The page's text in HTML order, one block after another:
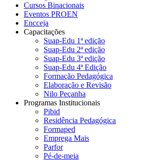
Cursos Binacionais
Eventos PROEN
Encceja
Capacitações
Suap-Edu 1ª edição
Suap-Edu 2ª edição
Suap-Edu 3ª edição
Suap-Edu 4ª Edição
Formação Pedagógica
Elaboração e Revisão
Nilo Peçanha
Programas Institucionais
Pibid
Residência Pedagógica
Formaped
Emprega Mais
Parfor
Pé-de-meia